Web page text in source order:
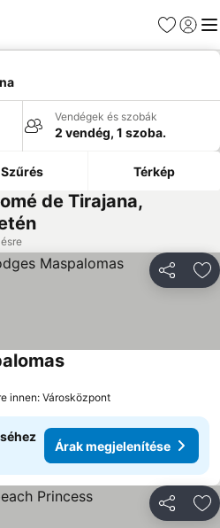
Kedvencek
Vendégek és szobák
2 vendég, 1 szoba.
Szűrés Térkép
de Tirajana,
innen: Városközpont
Árak megjelenítése